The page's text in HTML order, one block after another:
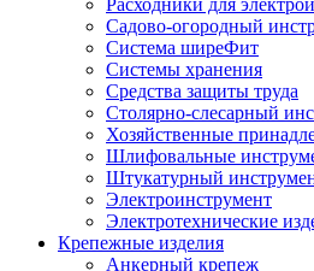
Расходники для
Садово-огородный
Система ширеФит
Системы хранения
Средства защиты труда
Столярно-слесарный
Хозяйственные
Шлифовальные
Штукатурный
Электроинструмент
Электротехнические
Крепежные изделия
Анкерный крепеж